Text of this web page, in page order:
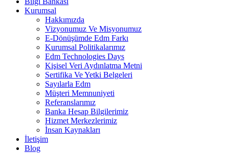
Kurumsal
Hakkımızda
Vizyonumuz Ve Misyonumuz
E-Dönüşümde Edm Farkı
Kurumsal Politikalarımız
Edm Technologies Days
Kişisel Veri Aydınlatma Metni
Sertifika Ve Yetki Belgeleri
Sayılarla Edm
Müşteri Memnuniyeti
Referanslarımız
Banka Hesap Bilgilerimiz
Hizmet Merkezlerimiz
İnsan Kaynakları
İletişim
Blog